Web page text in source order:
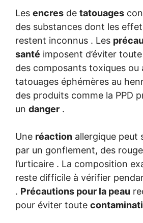
Les encres de tatouages
des substances dont les
restent inconnus . Les
santé imposent d’éviter
des composants toxiques ou
tatouages éphémères au
des produits comme la PPD
un danger .
Une réaction allergique peut
par un gonflement, des
l’urticaire . La composition
reste difficile à vérifier
. Précautions pour la peau
pour éviter toute